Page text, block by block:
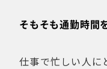
そもそも通勤時間
仕事で忙しい人に